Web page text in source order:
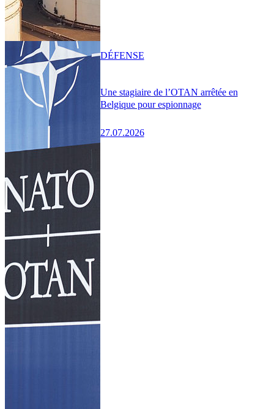
Une stagiaire de l’OTAN arrêtée en
Belgique pour espionnage
27.07.2026
DÉFENSE